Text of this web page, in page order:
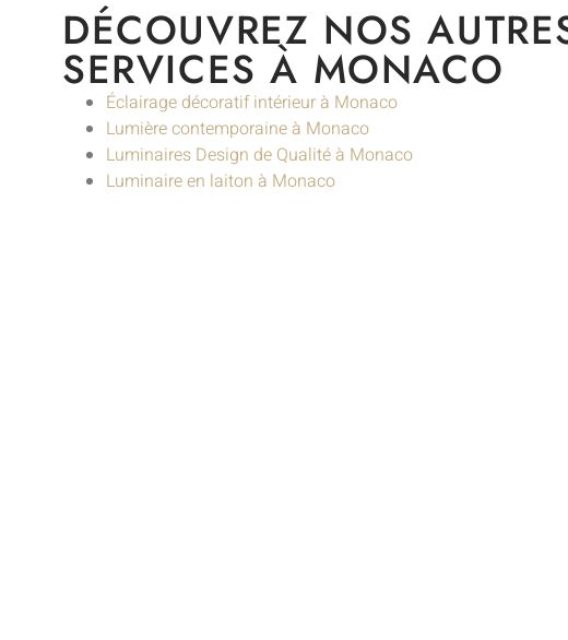
DÉCOUVREZ NOS
SERVICES À MONACO
Éclairage décoratif intérieur à Monaco
Lumière contemporaine à Monaco
Luminaires Design de Qualité à Monaco
Luminaire en laiton à Monaco